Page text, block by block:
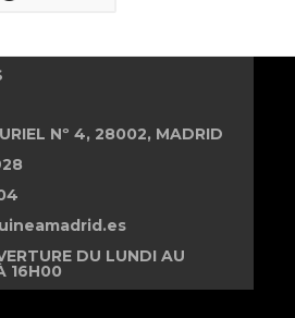
Nº 4, 28002, MADRID
DU LUNDI AU
16H00